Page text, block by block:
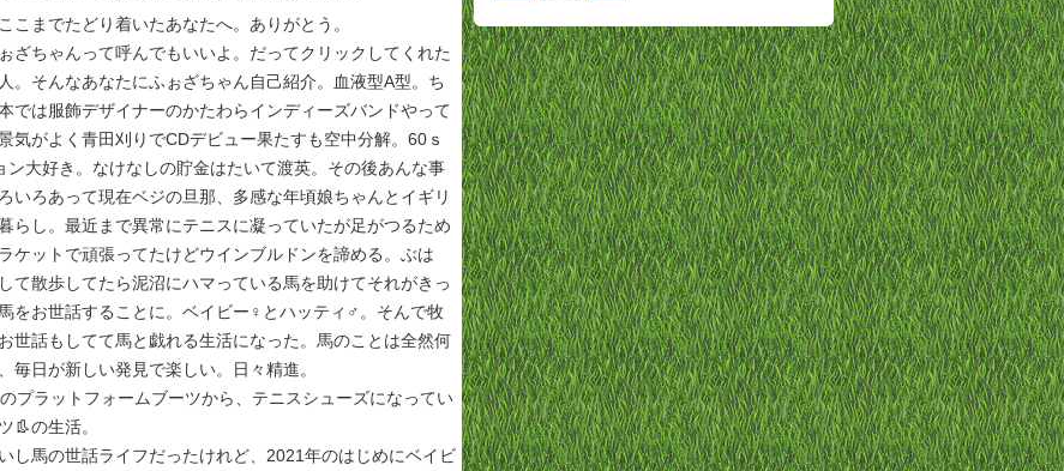
こまでたどり着いたあなたへ。ありがとう。
ざちゃんって呼んでもいいよ。だってクリックしてくれた
。そんなあなたにふぉざちゃん自己紹介。血液型A型。ち
では服飾デザイナーのかたわらインディーズバンドやって
気がよく青田刈りでCDデビュー果たすも空中分解。60ｓ
ン大好き。なけなしの貯金はたいて渡英。その後あんな事
いろあって現在ベジの旦那、多感な年頃娘ちゃんとイギリ
らし。最近まで異常にテニスに凝っていたが足がつるため
ケットで頑張ってたけどウインブルドンを諦める。ぶは
て散歩してたら泥沼にハマっている馬を助けてそれがきっ
をお世話することに。ベイビー♀とハッティ♂。そんで牧
世話もしてて馬と戯れる生活になった。馬のことは全然何
毎日が新しい発見で楽しい。日々精進。
プラットフォームブーツから、テニスシューズになってい
👢の生活。
し馬の世話ライフだったけれど、2021年のはじめにベイビ